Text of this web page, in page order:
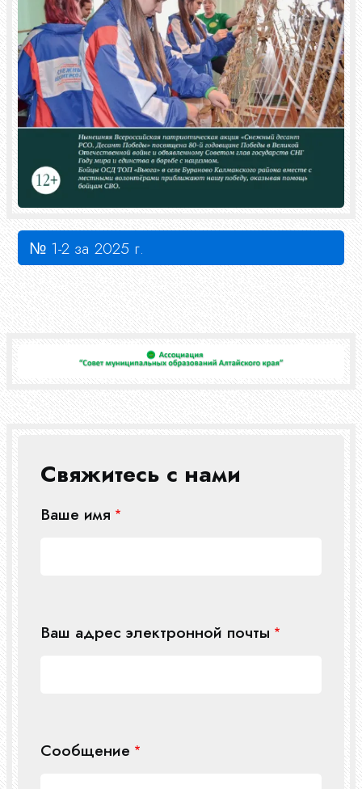
№ 1-2 за 2025 г.
Свяжитесь с нами
Ваше имя
Ваш адрес электронной почты
Сообщение